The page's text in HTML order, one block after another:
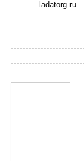
ladatorg.ru